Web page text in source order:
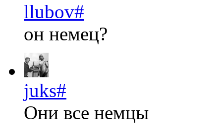
llubov#
он немец?
juks#
Они все немцы